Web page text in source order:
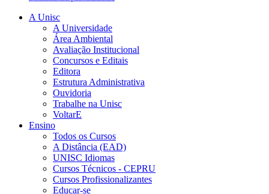
A Unisc
A Universidade
Área Ambiental
Avaliação Institucional
Concursos e Editais
Editora
Estrutura Administrativa
Ouvidoria
Trabalhe na Unisc
VoltarE
Ensino
Todos os Cursos
A Distância (EAD)
UNISC Idiomas
Cursos Técnicos - CEPRU
Cursos Profissionalizantes
Educar-se